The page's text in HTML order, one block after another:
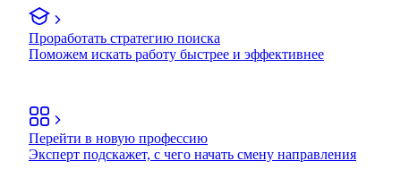
Проработать стратегию поиска
Поможем искать работу быстрее и эффективнее
Перейти в новую профессию
Эксперт подскажет, с чего начать смену направления